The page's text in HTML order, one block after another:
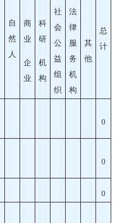
自
然
人
总
计
商
业
企
业
科
研
机
构
社
会
公
益
组
织
法
律
服
务
机
构
其
他
0
0
0